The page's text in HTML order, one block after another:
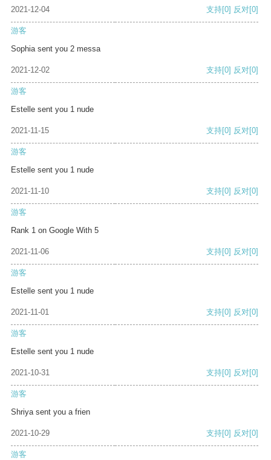
2021-12-04 支持[0] 反对[0]
游客
Sophia sent you 2 messa
2021-12-02 支持[0] 反对[0]
游客
Estelle sent you 1 nude
2021-11-15 支持[0] 反对[0]
游客
Estelle sent you 1 nude
2021-11-10 支持[0] 反对[0]
游客
Rank 1 on Google With 5
2021-11-06 支持[0] 反对[0]
游客
Estelle sent you 1 nude
2021-11-01 支持[0] 反对[0]
游客
Estelle sent you 1 nude
2021-10-31 支持[0] 反对[0]
游客
Shriya sent you a frien
2021-10-29 支持[0] 反对[0]
游客